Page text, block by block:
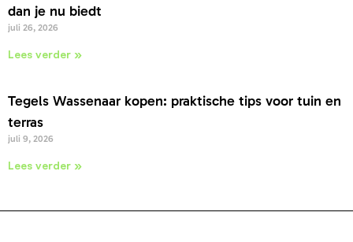
dan je nu biedt
juli 26, 2026
Lees verder »
Tegels Wassenaar kopen: praktische tips voor tuin en
terras
juli 9, 2026
Lees verder »